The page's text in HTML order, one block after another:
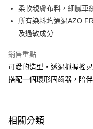
【大哥付你分期使用說明】
1.本服務由台灣大哥大提供
2.付款方式選擇「大哥付你分
流程，驗證手機門號後，選
3.實際核准額度、可分期數及
4.訂單成立30分鐘內，如未前
消。如遇「轉專審核」未通
法說明評估內容。
帳／街口支付／iPASS
AFTEE先享後付
相關說明
【關於「AFTEE先享後付」】
便利好安心！
１．簡單：不需註冊會員、
２．便利：只要手機號碼，
３．安心：先確認商品／服務
結帳頁面，進行簡訊認證並確
２．訂單成立數日內，您將收
運送方式
付款後全家取貨｜8/8-8/14
付款後7-11取貨
柔軟親膚布料，細膩車
所有染料均通過AZO
及過敏成分
銷售重點
可愛的造型，透過抓握搖
搭配一個環形固齒器，陪
相關分類